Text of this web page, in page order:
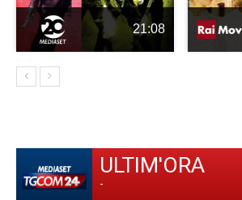
21:08
ULTIM'ORA
-